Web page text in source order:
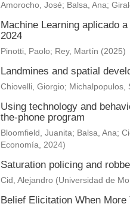
Amorocho, José; Balsa, Ana;
Machine Learning aplicado
2024
Pinotti, Paolo; Rey, Martín (2025)
Landmines and spatial
Chiovelli, Giorgio; Michalpopulos,
Using technology and
the-phone program
Bloomfield, Juanita; Balsa, Ana;
Economía, 2024)
Saturation policing and
Cid, Alejandro (Universidad de
Belief Elicitation When More